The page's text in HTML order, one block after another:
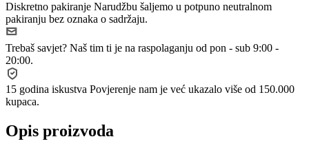
Diskretno pakiranje Narudžbu šaljemo u potpuno neutralnom
pakiranju bez oznaka o sadržaju.
Trebaš savjet? Naš tim ti je na raspolaganju od pon - sub 9:00 -
20:00.
15 godina iskustva Povjerenje nam je već ukazalo više od 150.000
kupaca.
Opis proizvoda